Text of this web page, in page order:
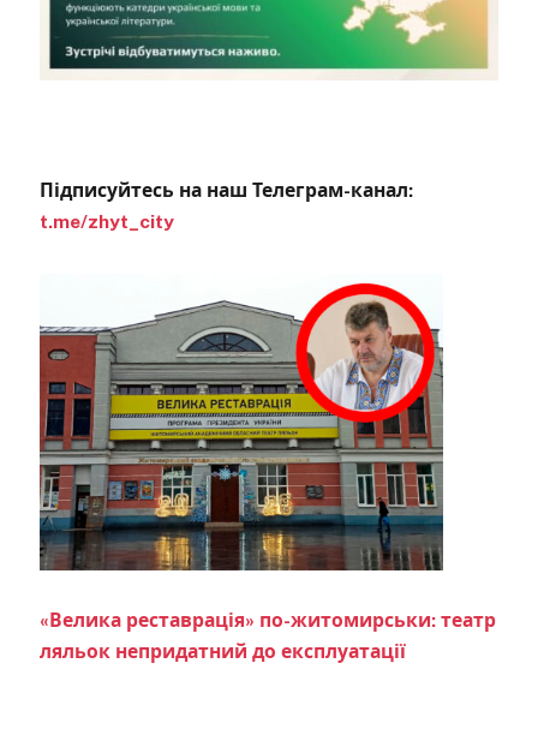
Підписуйтесь на наш Телеграм-канал:
t.me/zhyt_city
«Велика реставрація» по-житомирськи: театр
ляльок непридатний до експлуатації